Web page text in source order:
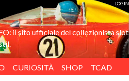
LOGIN
il sito ufficiale del collezionista slot
CURIOSITÀ SHOP TCAD